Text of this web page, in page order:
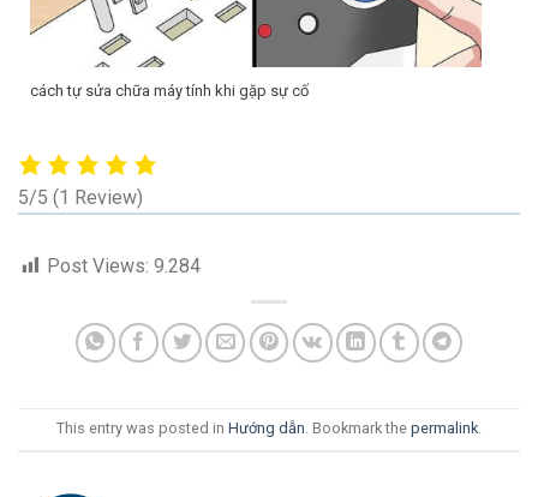
cách tự sửa chữa máy tính khi gặp sự cố
5/5 (1 Review)
Post Views: 9.284
This entry was posted in Hướng dẫn . Bookmark the permalink